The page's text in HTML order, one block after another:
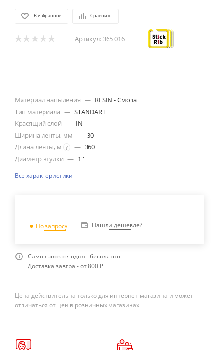
В избранное Сравнить
Артикул:365 016
Материал напыления — RESIN - Смола
Тип материала — STANDART
Красящий слой — IN
Ширина ленты, мм — 30
Длина ленты, м ? — 360
Диаметр втулки — 1''
Все характеристики
По запросу Нашли дешевле?
Самовывоз сегодня - бесплатно
Доставка завтра - от 800 ₽
Цена действительна только для интернет-магазина и может
отличаться от цен в розничных магазинах